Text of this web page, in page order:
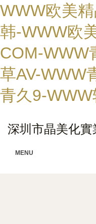
WWW欧美
韩-WWW欧
COM-WWW
草AV-WWW
青久9-
深圳市晶美化實
MENU